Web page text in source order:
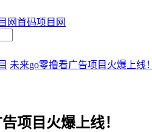
首码项目网
未来go零撸看广告项目火爆上线！
项目火爆上线！